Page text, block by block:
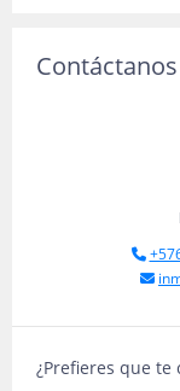
Contáctanos
¿Prefieres que te